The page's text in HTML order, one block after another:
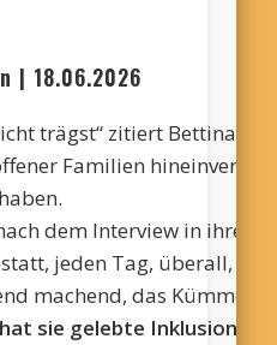
| 18.06.2026
trägst“ zitiert Bettina
Familien
dem Interview in
jeden Tag, überall,
machend, das
sie gelebte Inklusion